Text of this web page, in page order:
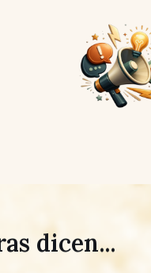
dicen...